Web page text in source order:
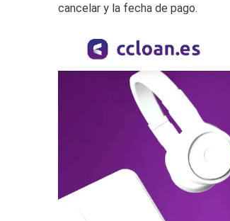
cancelar y la fecha de pago.